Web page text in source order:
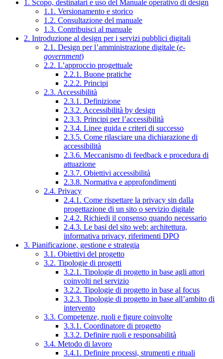
1. Scopo, destinatari e uso del Manuale operativo di design
1.1. Versionamento e storico
1.2. Consultazione del manuale
1.3. Contribuisci al manuale
2. Introduzione al design per i servizi pubblici digitali
2.1. Design per l’amministrazione digitale (e-
government)
2.2. L’approccio progettuale
2.2.1. Buone pratiche
2.2.2. Principi
2.3. Accessibilità
2.3.1. Definizione
2.3.2. Accessibilità by design
2.3.3. Principi per l’accessibilità
2.3.4. Linee guida e criteri di successo
2.3.5. Come rilasciare una dichiarazione di
accessibilità
2.3.6. Meccanismo di feedback e procedura di
attuazione
2.3.7. Obiettivi accessibilità
2.3.8. Normativa e approfondimenti
2.4. Privacy
2.4.1. Come rispettare la privacy sin dalla
progettazione di un sito o servizio digitale
2.4.2. Richiedi il consenso quando necessario
2.4.3. Le basi del sito web: architettura,
informativa privacy, riferimenti DPO
3. Pianificazione, gestione e strategia
3.1. Obiettivi del progetto
3.2. Tipologie di progetti
3.2.1. Tipologie di progetto in base agli attori
coinvolti nel servizio
3.2.2. Tipologie di progetto in base al focus
3.2.3. Tipologie di progetto in base all’ambito di
intervento
3.3. Competenze, ruoli e figure coinvolte
3.3.1. Coordinatore di progetto
3.3.2. Definire ruoli e responsabilità
3.4. Metodo di lavoro
3.4.1. Definire processi, strumenti e rituali